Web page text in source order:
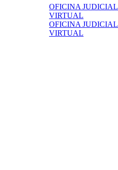
OFICINA JUDICIAL
VIRTUAL
OFICINA JUDICIAL
VIRTUAL